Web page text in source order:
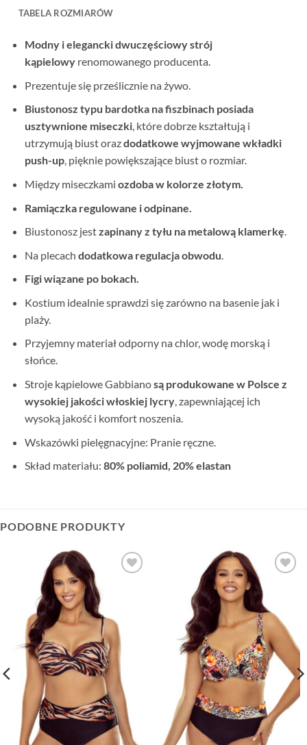
TABELA ROZMIARÓW
Modny i eleganckidwuczęściowy strój
kąpielowyrenomowanego producenta.
Prezentuje się prześlicznie na żywo.
Biustonosz typu bardotka na fiszbinach posiada
usztywnione miseczki, które dobrze kształtują i
utrzymują biust orazdodatkowe wyjmowane wkładki
push-up, pięknie powiększające biust o rozmiar.
Między miseczkami ozdoba w kolorze złotym.
Ramiączka regulowane i odpinane.
Biustonosz jestzapinany z tyłu na metalową klamerkę.
Na plecach dodatkowa regulacja obwodu
Figi wiązane po bokach.
Kostium idealnie sprawdzi się zarówno na basenie jak i
plaży.
Przyjemny materiał odporny na chlor, wodę morską i
słońce.
Stroje kąpielowe Gabbianosą produkowane w Polsce z
wysokiej jakości włoskiej lycry, zapewniającej ich
wysoką jakość i komfort noszenia.
Wskazówki pielęgnacyjne: Pranie ręczne.
Skład materiału: 80% poliamid, 20% elastan
PODOBNE PRODUKTY